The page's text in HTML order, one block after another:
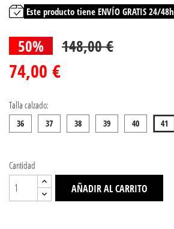
Este producto tiene ENVÍO GRATIS 24/48h
50% 148,00 €
74,00 €
Talla calzado:
36 37 38 39 40 41
Cantidad
AÑADIR AL CARRITO